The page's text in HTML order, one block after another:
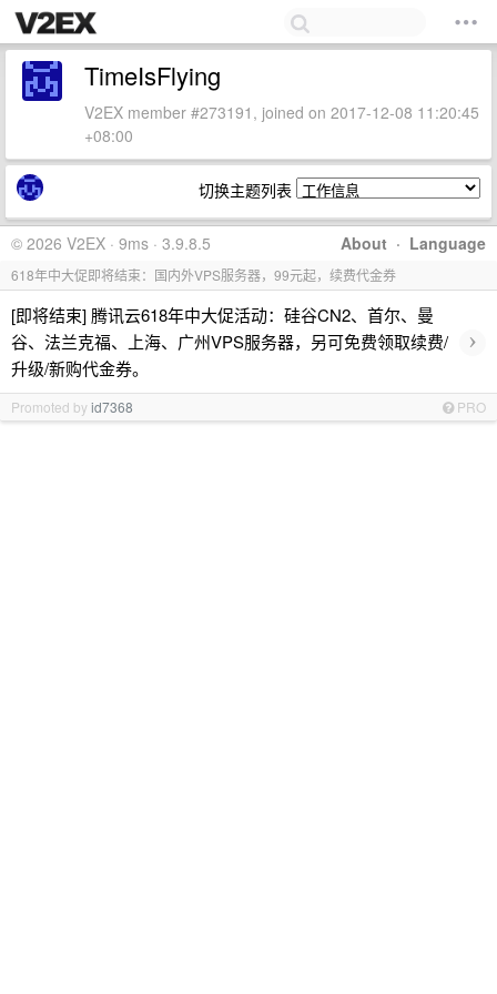
TimeIsFlying
V2EX member #273191, joined on 2017-12-08 11:20:45
+08:00
切换主题列表
About · Language
© 2026 V2EX · 9ms · 3.9.8.5
618年中大促即将结束：国内外VPS服务器，99元起，续费代金券
[即将结束] 腾讯云618年中大促活动：硅谷CN2、首尔、曼
谷、法兰克福、上海、广州VPS服务器，另可免费领取续费/
升级/新购代金券。
›
Promoted byid7368 PRO